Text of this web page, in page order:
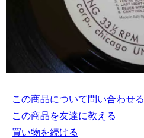
この商品について問い合わせる
この商品を友達に教える
買い物を続ける